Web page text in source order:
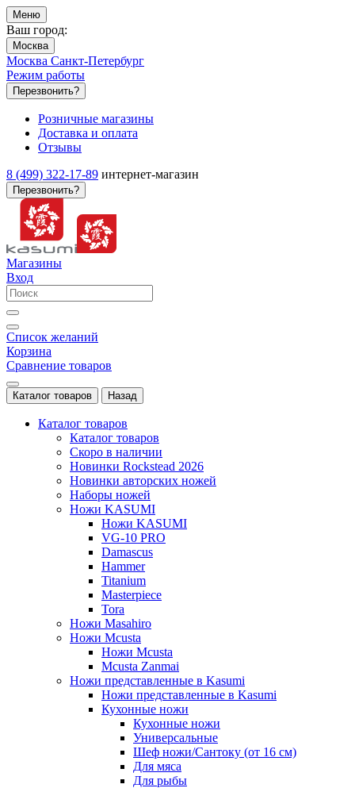
Меню
Ваш город:
Москва
Москва Санкт-Петербург
Режим работы
Перезвонить?
Розничные магазины
Доставка и оплата
Отзывы
8 (499) 322-17-89 интернет-магазин
Перезвонить?
Магазины
Вход
Список желаний
Корзина
Сравнение товаров
Каталог товаров Назад
Каталог товаров
Каталог товаров
Скоро в наличии
Новинки Rockstead 2026
Новинки авторских ножей
Наборы ножей
Ножи KASUMI
Ножи KASUMI
VG-10 PRO
Damascus
Hammer
Titanium
Masterpiece
Tora
Ножи Masahiro
Ножи Mcusta
Ножи Mcusta
Mcusta Zanmai
Ножи представленные в Kasumi
Ножи представленные в Kasumi
Кухонные ножи
Кухонные ножи
Универсальные
Шеф ножи/Сантоку (от 16 см)
Для мяса
Для рыбы